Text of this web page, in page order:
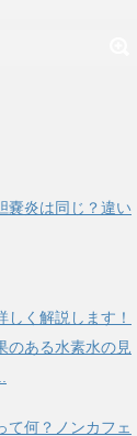
嚢炎は同じ？違い
しく解説します！
のある水素水の見
て何？ノンカフェ